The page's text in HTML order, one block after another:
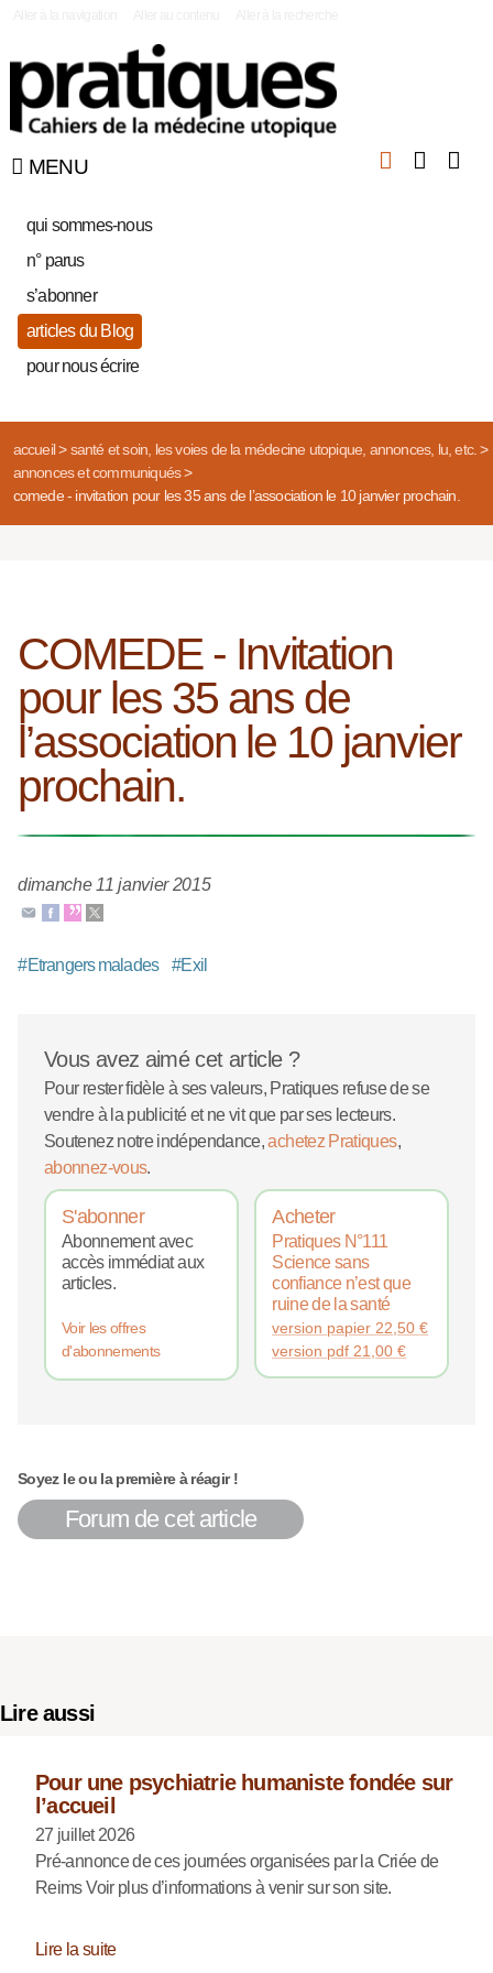
MENU
qui sommes-nous
n° parus
s’abonner
articles du Blog
pour nous écrire
accueil> santé et soin, les voies de la médecine utopique, annonces, lu, etc.>
annonces et communiqués>
comede - invitation pour les 35 ans de l’association le 10 janvier prochain.
COMEDE - Invitation
pour les 35 ans de
l’association le 10 janvier
prochain.
dimanche 11 janvier 2015
#Etrangers malades #Exil
Vous avez aimé cet article ?
Pour rester fidèle à ses valeurs, Pratiques refuse de se
vendre à la publicité et ne vit que par ses lecteurs.
Soutenez notre indépendance,achetez Pratiques,
abonnez-vous.
S'abonner
Abonnement avec
accès immédiat aux
articles.
Voir les offres
d'abonnements
Acheter
Pratiques N°111
Science sans
confiance n’est que
ruine de la santé
version papier 22,50€
version pdf 21,00€
Soyez le ou la première à réagir !
Forum de cet article
Lire aussi
Pour une psychiatrie humaniste fondée sur
l’accueil
27 juillet 2026
Pré-annonce de ces journées organisées par la Criée de
Reims Voir plus d’informations à venir sur son site.
Lire la suite